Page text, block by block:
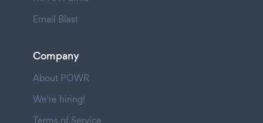
Email Blast
Company
About POWR
We're hiring!
Terms of Service